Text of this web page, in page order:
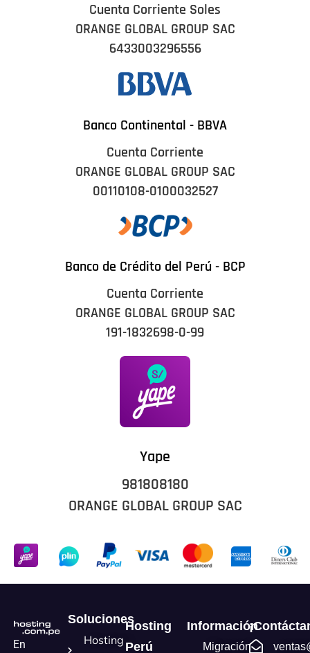
Cuenta Corriente Soles
ORANGE GLOBAL GROUP SAC
6433003296556
Banco Continental - BBVA
Cuenta Corriente
ORANGE GLOBAL GROUP SAC
00110108-0100032527
Banco de Crédito del Perú - BCP
Cuenta Corriente
ORANGE GLOBAL GROUP SAC
191-1832698-0-99
Yape
981808180
ORANGE GLOBAL GROUP SAC
En
Soluciones
Hosting
Hosting
Perú
Información
Migración